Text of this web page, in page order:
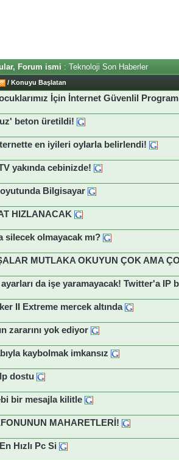
Forum ismi : Teknoloji Son Haberler
/ Konuyu Başlatan
İçin İnternet Güvenlil
beton üretildi!
en iyileri oylarla belirlendi!
yakında cebinizde!
Bilgisayar
HIZLANACAK
silecek olmayacak mı?
MUTLAKA OKUYUN ÇOK AMA
ayarları da işe yaramayacak! Twitter'a IP
II Extreme mercek altında
zararını yok ediyor
kaybolmak imkansız
dostu
bir mesajla kilitle
MAHARETLERİ!
Hızlı Pc Si